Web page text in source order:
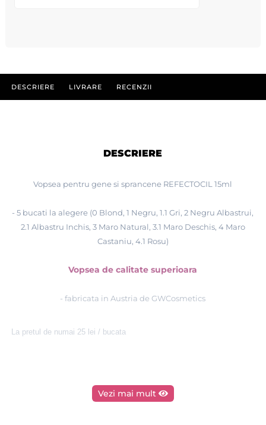
DESCRIERE LIVRARE RECENZII
DESCRIERE
Vopsea pentru gene si sprancene REFECTOCIL 15ml
- 5 bucati la alegere (0 Blond, 1 Negru, 1.1 Gri, 2 Negru Albastrui,
2.1 Albastru Inchis, 3 Maro Natural, 3.1 Maro Deschis, 4 Maro
Castaniu, 4.1 Rosu)
Vopsea de calitate superioara
- fabricata in Austria de GWCosmetics
La pretul de numai 25 lei / bucata
Vezi mai mult